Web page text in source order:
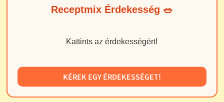
Receptmix Érdekesség 🥗
Kattints az érdekességért!
KÉREK EGY ÉRDEKESSÉGET!